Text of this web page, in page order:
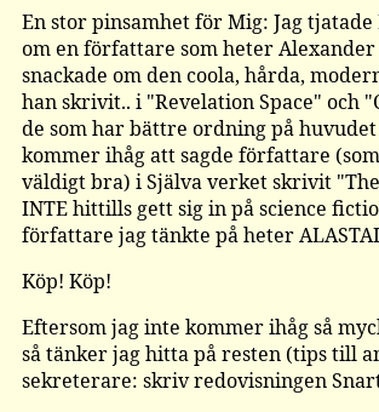
En stor pinsamhet för Mig: Jag
om en författare som heter Alexander
snackade om den coola, hårda,
han skrivit.. i "Revelation Space" och
de som har bättre ordning på huvudet
kommer ihåg att sagde författare
väldigt bra) i Själva verket skrivit "The
INTE hittills gett sig in på science
författare jag tänkte på heter
Köp! Köp!
Eftersom jag inte kommer ihåg så
så tänker jag hitta på resten (tips till
sekreterare: skriv redovisningen